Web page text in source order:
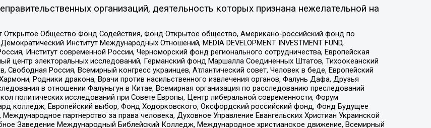
организаций, деятельность которых признана нежелательной на
Общество Фонд Содействия, Фонд Открытое общество, Американо-российский фонд по
Институт Международных Отношений, MEDIA DEVELOPMENT INVESTMENT FUND,
Институт современной России, Черноморский фонд регионального сотрудничества, Европейская
центр электоральных исследований, Германский фонд Маршалла Соединенных Штатов, Тихоокеанский
Россия, Всемирный конгресс украинцев, Атлантический совет, Человек в беде, Европейский
Родники дракона, Врачи против насильственного извлечения органов, Фалунь Дафа, Друзья
в отношении Фалуньгун в Китае, Всемирная организация по расследованию преследований
политических исследований при Совете Европы, Центр либеральной современности, Форум
колледж, Европейский выбор, Фонд Ходорковского, Оксфордский российский фонд, Фонд Будущее
партнерство за права человека, Духовное Управление Евангельских Христиан Украинской
Заведение Международный Библейский Колледж, Международное христианское движение, Всемирный